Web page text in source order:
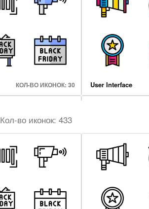
КОЛ-ВО ИКОНОК: 41 Online Shopping
КОЛ-ВО ИКОНОК: 30 User Interface
КОЛ-ВО ИКОНОК: 50 Halloween
Кол-во иконок: 433